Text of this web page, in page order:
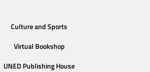
Culture and Sports
Virtual Bookshop
UNED Publishing House